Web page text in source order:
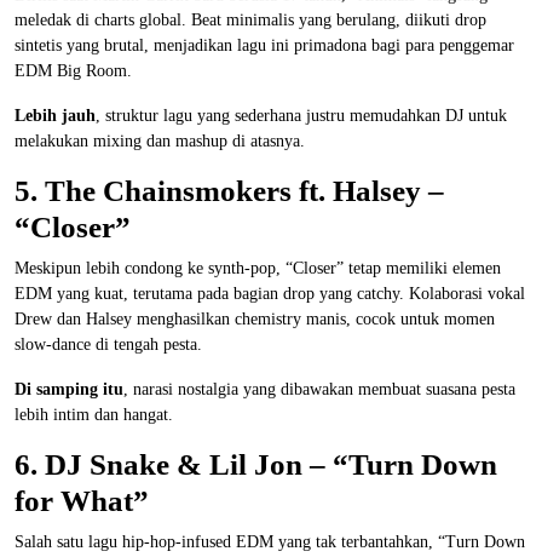
meledak di charts global. Beat minimalis yang berulang, diikuti drop
sintetis yang brutal, menjadikan lagu ini primadona bagi para penggemar
EDM Big Room.
Lebih jauh, struktur lagu yang sederhana justru memudahkan DJ untuk
melakukan mixing dan mashup di atasnya.
5. The Chainsmokers ft. Halsey –
“Closer”
Meskipun lebih condong ke synth-pop, “Closer” tetap memiliki elemen
EDM yang kuat, terutama pada bagian drop yang catchy. Kolaborasi vokal
Drew dan Halsey menghasilkan chemistry manis, cocok untuk momen
slow-dance di tengah pesta.
Di samping itu, narasi nostalgia yang dibawakan membuat suasana pesta
lebih intim dan hangat.
6. DJ Snake & Lil Jon – “Turn Down
for What”
Salah satu lagu hip-hop-infused EDM yang tak terbantahkan, “Turn Down